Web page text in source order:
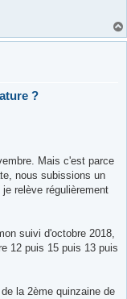
?
Mais c'est parce
nous subissions un
relève régulièrement
suivi d'octobre 2018,
12 puis 15 puis 13 puis
la 2ème quinzaine de